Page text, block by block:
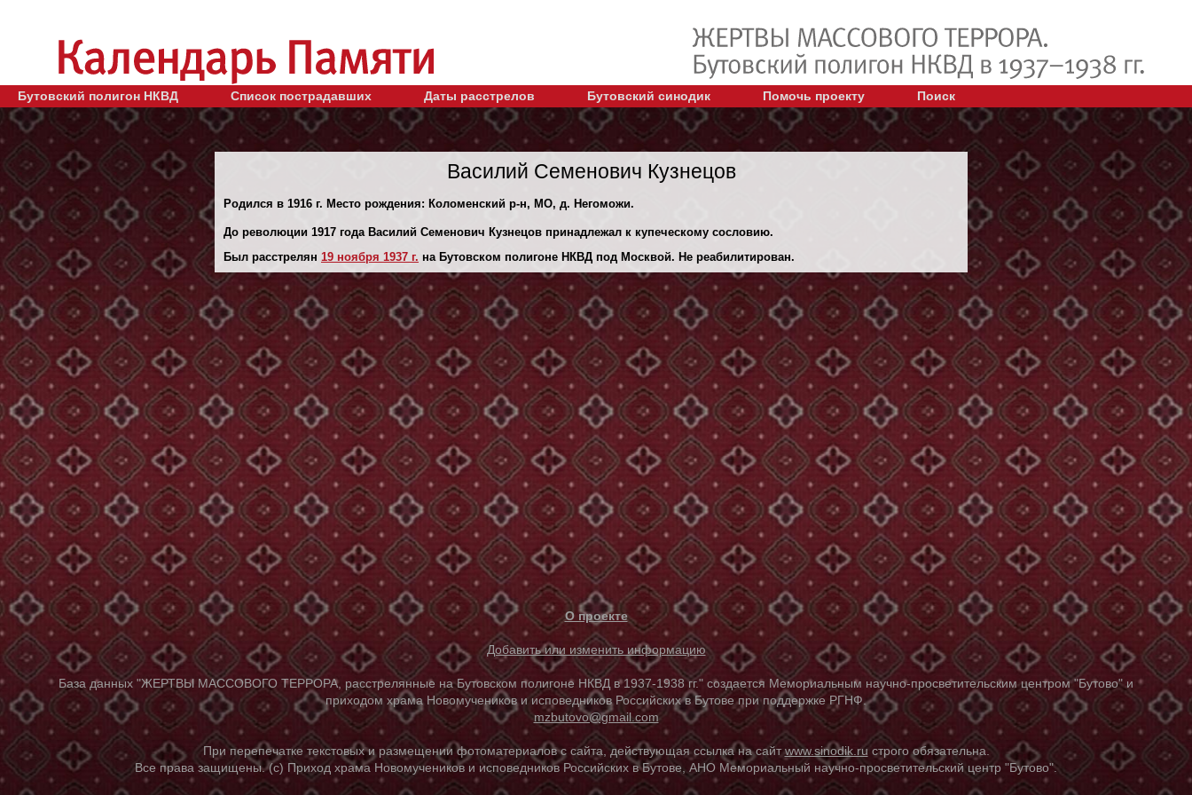
Бутовский полигон НКВД Список пострадавших Даты расстрелов Бутовский синодик Помочь проекту Поиск
Василий Семенович Кузнецов
Родился в 1916 г. Место рождения: Коломенский р-н, МО, д. Негоможи.
До революции 1917 года Василий Семенович Кузнецов принадлежал к купеческому сословию.
Был расстрелян 19 ноября 1937 г. на Бутовском полигоне НКВД под Москвой. Не реабилитирован.
О проекте
Добавить или изменить информацию
База данных "ЖЕРТВЫ МАССОВОГО ТЕРРОРА, расстрелянные на Бутовском полигоне НКВД в 1937-1938 гг." создается Мемориальным научно-просветительским центром "Бутово" и
приходом храма Новомучеников и исповедников Российских в Бутове при поддержке РГНФ.
mzbutovo@gmail.com
При перепечатке текстовых и размещении фотоматериалов с сайта, действующая ссылка на сайтwww.sinodik.ru строго обязательна.
Все права защищены. (с) Приход храма Новомучеников и исповедников Российских в Бутове, АНО Мемориальный научно-просветительский центр "Бутово".